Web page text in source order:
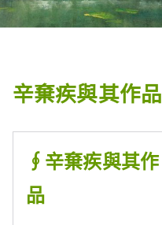
辛棄疾與其作品
∮辛棄疾與其作
品